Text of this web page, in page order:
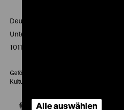
Deutsches Historisches Museum
Unter den Linden 2
10117 Berlin
Gefördert mit Mitteln des Beauftragten der
Kultur und Medien
Alle auswählen